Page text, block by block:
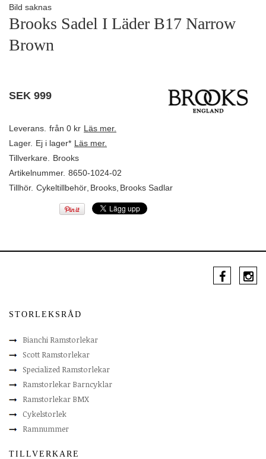
Bild saknas
Brooks Sadel I Läder B17 Narrow
Brown
SEK 999
Leverans. från 0 kr Läs mer.
Lager. Ej i lager* Läs mer.
Tillverkare.
Brooks
Artikelnummer. 8650-1024-02
Tillhör. Cykeltillbehör Brooks Brooks Sadlar
STORLEKSRÅD
Bianchi Ramstorlekar
Scott Ramstorlekar
Specialized Ramstorlekar
Ramstorlekar Barncyklar
Ramstorlekar BMX
Cykelstorlek
Ramnummer
TILLVERKARE